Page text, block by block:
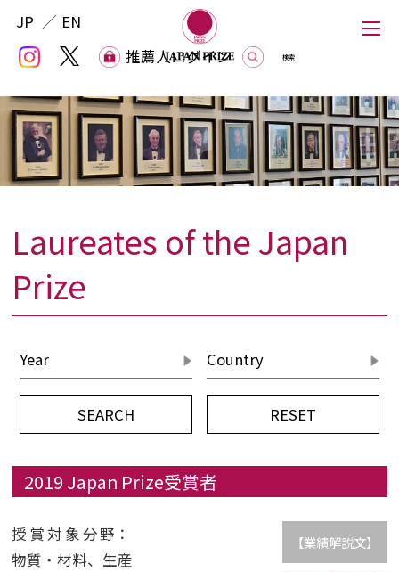
JP
EN
推薦人ログイン
推薦人ログイン
Japan Prize
Laureates
ビデオ
Laureates of the Japan
Prize
2019 Japan Prize受賞者
授賞対象分野 ：
物質・材料、生産
【業績解説文】